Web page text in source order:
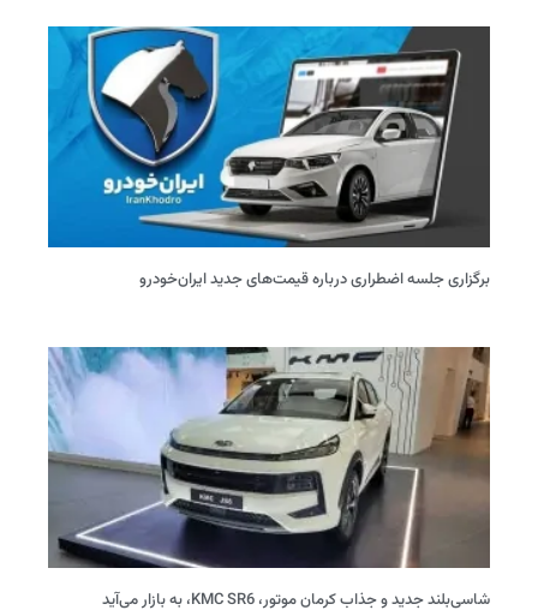
برگزاری جلسه اضطراری درباره قیمت‌های جدید ایران‌خودرو
شاسی‌بلند جدید و جذاب کرمان موتور، KMC SR6، به بازار می‌آید